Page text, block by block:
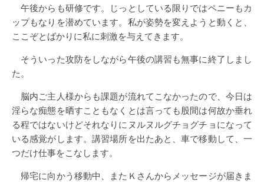
午後からも研修です。じっとしている限りではペニーもカ
ップもなりを潜めています。私が姿勢を変えようと動くと、
ここぞとばかりに私に刺激を与えてきます。
そういった攻防をしながら午後の講習も無事に終了しまし
た。
脳内ご主人様からも課題が流れてこなかったので、今日は
淫らな痴態を晒すこともなくとは言っても股間は何故か垂れ
る程ではないけどそれなりにヌルヌルグチョグチョになって
いる感覚がします。講習場所を出たあと、車で移動して、一
つだけ仕事をこなします。
帰宅に向かう移動中、またＫさんからメッセージが届きま